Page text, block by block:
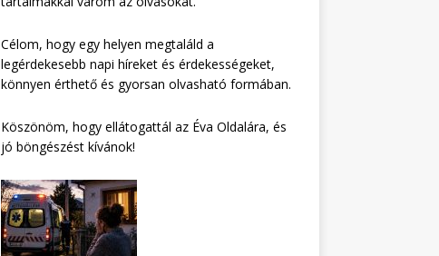
Célom, hogy egy helyen megtaláld a
legérdekesebb napi híreket és érdekességeket,
könnyen érthető és gyorsan olvasható formában.
Köszönöm, hogy ellátogattál az Éva Oldalára, és
jó böngészést kívánok!